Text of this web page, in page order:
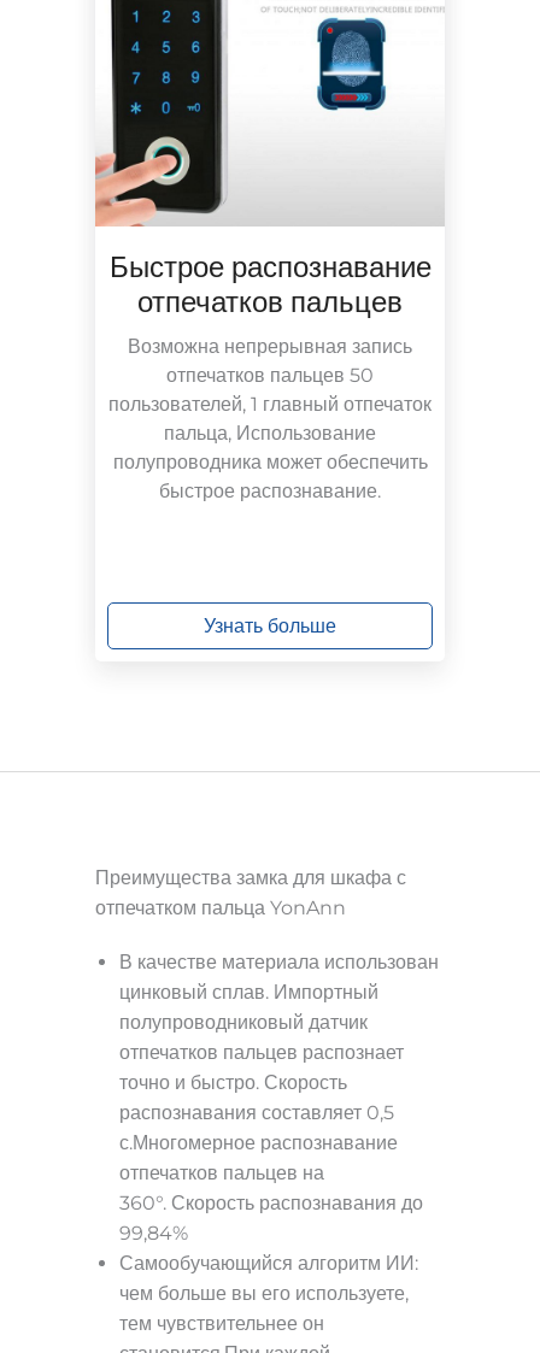
Быстрое распознавание
отпечатков пальцев
Возможна непрерывная запись
отпечатков пальцев 50
пользователей, 1 главный отпечаток
пальца, Использование
полупроводника может обеспечить
быстрое распознавание.
Узнать больше
Преимущества замка для шкафа с
отпечатком пальца YonAnn
В качестве материала использован
цинковый сплав. Импортный
полупроводниковый датчик
отпечатков пальцев распознает
точно и быстро. Скорость
распознавания составляет 0,5
с.Многомерное распознавание
отпечатков пальцев на
360°. Скорость распознавания до
99,84%
Самообучающийся алгоритм ИИ:
чем больше вы его используете,
тем чувствительнее он